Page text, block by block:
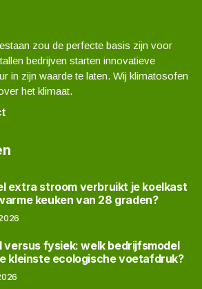
zou de perfecte basis zijn voor
bedrijven starten innovatieve
in zijn waarde te laten. Wij klimatosofen
het klimaat.
extra stroom verbruikt je koelkast
keuken van 28 graden?
versus fysiek: welk bedrijfsmodel
kleinste ecologische voetafdruk?